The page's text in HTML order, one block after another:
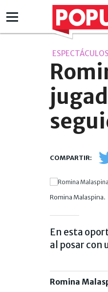
ESPECTÁCULOS
Romina Malaspina.
En esta
al posar con
Romina